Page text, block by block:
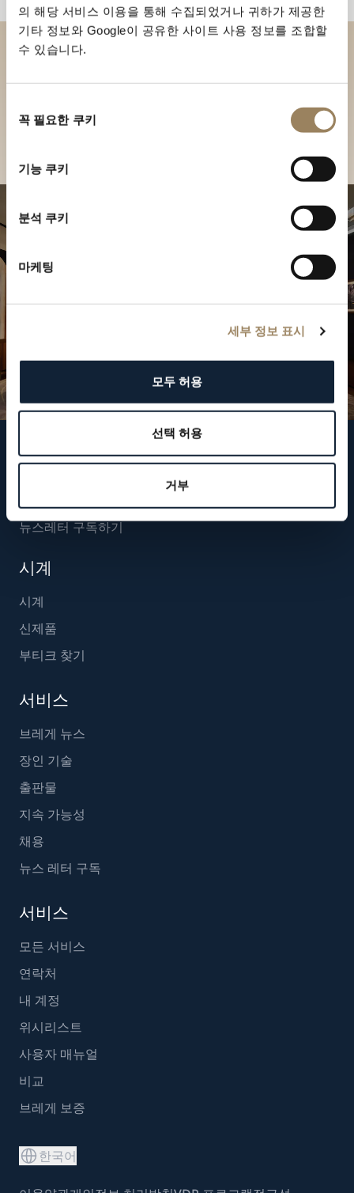
의 해당 서비스 이용을 통해 수집되었거나 귀하가 제공한
기타 정보와 Google이 공유한 사이트 사용 정보를 조합할
수 있습니다.
꼭 필요한 쿠키
기능 쿠키
분석 쿠키
마케팅
세부 정보 표시
모두 허용
선택 허용
거부
브레게 팔로우하기
뉴스레터 구독하기
시계
시계
신제품
부티크 찾기
서비스
브레게 뉴스
장인 기술
출판물
지속 가능성
채용
뉴스 레터 구독
서비스
모든 서비스
연락처
내 계정
위시리스트
사용자 매뉴얼
비교
브레게 보증
한국어